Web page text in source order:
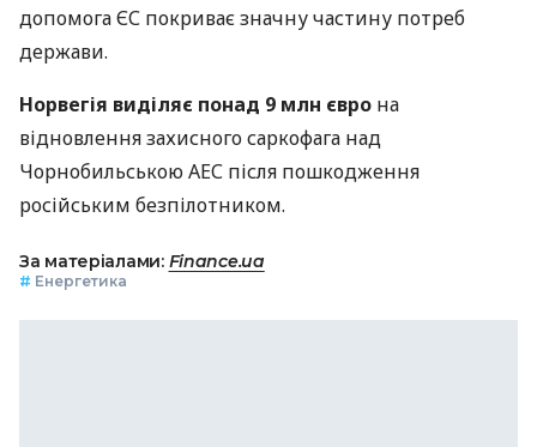
допомога ЄС покриває значну частину потреб
держави.
Норвегія виділяє понад 9 млн євро на
відновлення захисного саркофага над
Чорнобильською АЕС після пошкодження
російським безпілотником.
За матеріалами: Finance.ua
# Енергетика